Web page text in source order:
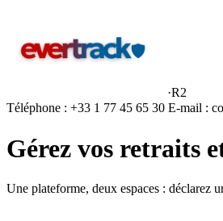
·R2
Téléphone : +33 1 77 45 65 30 E-mail :
Gérez vos retraits
Une plateforme, deux espaces : déclarez